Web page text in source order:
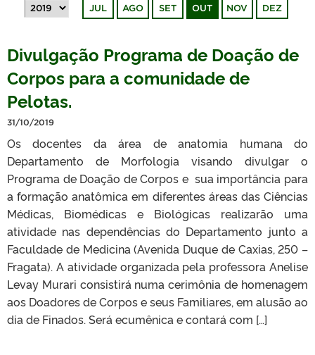
OUVIDORIA
TELEFONES
JUL AGO SET OUT NOV DEZ
Divulgação Programa de Doação de
Corpos para a comunidade de
Pelotas.
31/10/2019
Os docentes da área de anatomia humana do
Departamento de Morfologia visando divulgar o
Programa de Doação de Corpos e sua importância para
a formação anatômica em diferentes áreas das Ciências
Médicas, Biomédicas e Biológicas realizarão uma
atividade nas dependências do Departamento junto a
Faculdade de Medicina (Avenida Duque de Caxias, 250 –
Fragata). A atividade organizada pela professora Anelise
Levay Murari consistirá numa cerimônia de homenagem
aos Doadores de Corpos e seus Familiares, em alusão ao
dia de Finados. Será ecumênica e contará com […]